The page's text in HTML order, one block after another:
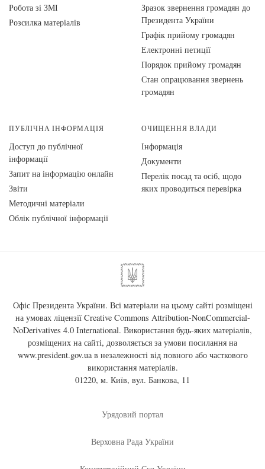
Робота зі ЗМІ
Розсилка матеріалів
Зразок звернення громадян до
Президента України
Графік прийому громадян
Електронні петиції
Порядок прийому громадян
Стан опрацювання звернень
громадян
ПУБЛІЧНА ІНФОРМАЦІЯ
Доступ до публічної
інформації
Запит на інформацію онлайн
Звіти
Методичні матеріали
Облік публічної інформації
ОЧИЩЕННЯ ВЛАДИ
Інформація
Документи
Перелік посад та осіб, щодо
яких проводиться перевірка
Офіс Президента України. Всі матеріали на цьому сайті розміщені
на умовах ліцензії Creative Commons Attribution-NonCommercial-
NoDerivatives 4.0 International. Використання будь-яких матеріалів,
розміщених на сайті, дозволяється за умови посилання на
www.president.gov.uaв незалежності від повного або часткового
використання матеріалів.
01220, м. Київ, вул. Банкова, 11
Урядовий портал
Верховна Рада України